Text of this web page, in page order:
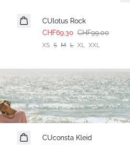
CUlotus Rock
CHF69.30 CHF99.00
XS S M L XL XXL
-30%
CUconsta Kleid